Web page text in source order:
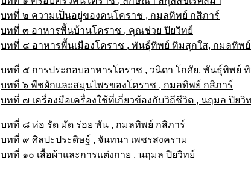
บทที่ ๒ ความเป็นอยู่ของคนโคราช , กมลทิพย์ กสิภาร์
บทที่ ๓ อาหารพื้นบ้านโคราช , คุณช่วย ปิยวิทย์
บทที่ ๔ อาหารพื้นเมืองโคราช , พันธุ์ทิพย์ ทิมสุกใส, กมลทิพ
บทที่ ๕ การประกอบอาหารโคราช , วนิดา โกศัย, พันธุ์ทิพย์
บทที่ ๖ พืชผักและสมุนไพรของโคราช , กมลทิพย์ กสิภาร์
บทที่ ๗ เครื่องมือเครื่องใช้ที่เกี่ยวข้องกับวิถีชีวิต , นฤมล ปิย
บทที่ ๘ ห่อ รัด มัด ร่อย พัน , กมลทิพย์ กสิภาร์
บทที่ ๙ ศิลปะประดิษฐ์ , จันทนา เพชรสงคราม
บทที่ ๑๐ เสื้อผ้าและการแต่งกาย , นฤมล ปิยวิทย์